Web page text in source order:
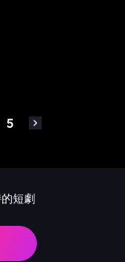
5
短劇